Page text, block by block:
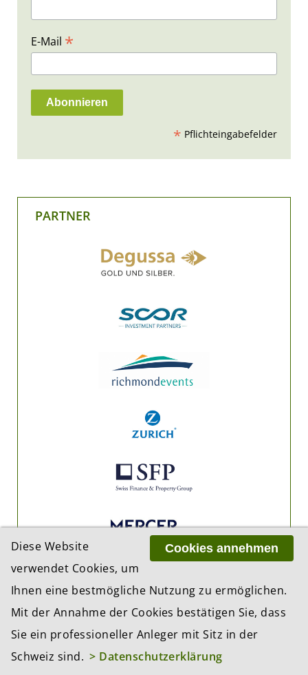
E-Mail *
* Pflichteingabefelder
PARTNER
Cookies annehmen
Diese Website
verwendet Cookies, um
Ihnen eine bestmögliche Nutzung zu ermöglichen.
Mit der Annahme der Cookies bestätigen Sie, dass
Sie ein professioneller Anleger mit Sitz in der
Schweiz sind. > Datenschutzerklärung